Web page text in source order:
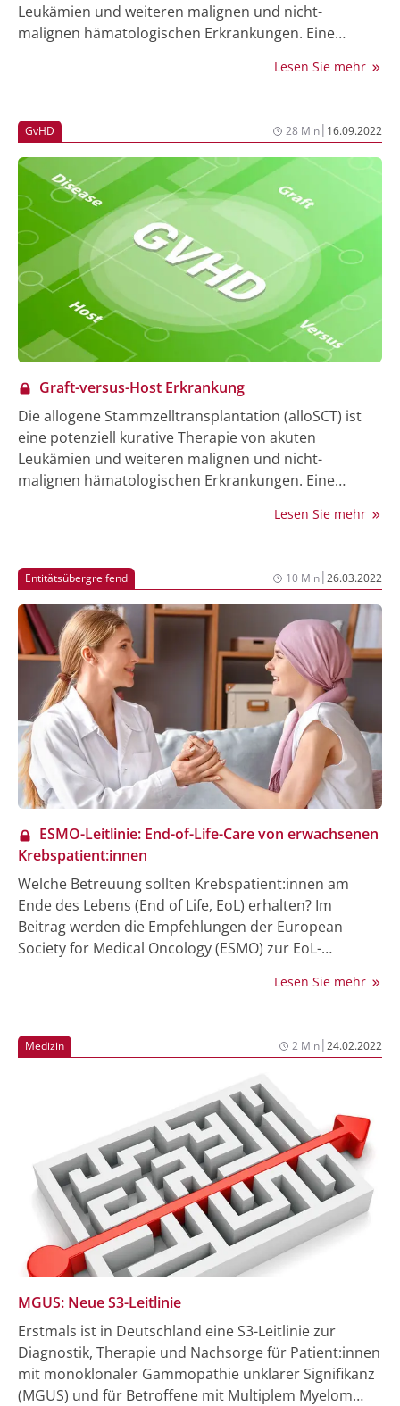
Leukämien und weiteren malignen und nicht-
malignen hämatologischen Erkrankungen. Eine
alloSCT ist die Graft-versus-Host Erkrankung (GvHD),
Immunzellen gegen Empfängergewebe hervorgerufen
wird. Die Inzidenz von GvHD über alle Schweregrade
wird auf etwa 30-70% nach alloSCT geschätzt (1-4).
Das Auftreten von GvHD trägt maßgeblich zur
Mortalität (5, 6), Morbidität und Einschränkung der
Lebensqualität von Patient:innen nach alloSCT bei (7,
8).
Lesen Sie mehr
GvHD 28 Min| 16.09.2022
Graft-versus-Host Erkrankung
Die allogene Stammzelltransplantation (alloSCT) ist
eine potenziell kurative Therapie von akuten
Leukämien und weiteren malignen und nicht-
malignen hämatologischen Erkrankungen. Eine
alloSCT ist die Graft-versus-Host Erkrankung (GvHD),
Immunzellen gegen Empfängergewebe hervorgerufen
wird. Die Inzidenz von GvHD über alle Schweregrade
wird auf etwa 30-70% nach alloSCT geschätzt (1-4).
Das Auftreten von GvHD trägt maßgeblich zur
Mortalität (5, 6), Morbidität und Einschränkung der
Lebensqualität von Patient:innen nach alloSCT bei (7,
Lesen Sie mehr
Entitätsübergreifend 10 Min|26.03.2022
ESMO-Leitlinie: End-of-Life-Care von erwachsenen
Krebspatient:innen
Welche Betreuung sollten Krebspatient:innen am
Ende des Lebens (End of Life, EoL) erhalten? Im
Beitrag werden die Empfehlungen der European
Society for Medical Oncology (ESMO) zur EoL-
fortgeschrittener Krebserkrankung erläutert. Die EoL-
sozialen und spirituellen Aspekte der einzelnen
Patient:innen und zielt v.a. auf den bestmöglichen
Linderung von Schmerzen ab. EoL-Care bedeutet eine
würdevolle Betreuung und Begleitung der
Patient:innen in den letzten Wochen und Tagen ihres
Lebens (care at the end of life) und stellt somit
fachlich, menschlich und auch organisatorisch eine
besondere Herausforderung dar, die durch einen
multiprofessionellen Ansatz bewältigt werden kann.
Lesen Sie mehr
Medizin 2 Min|24.02.2022
MGUS: Neue S3-Leitlinie
Erstmals ist in Deutschland eine S3-Leitlinie zur
Diagnostik, Therapie und Nachsorge für Patient:innen
mit monoklonaler Gammopathie unklarer Signifikanz
(MGUS) und für Betroffene mit Multiplem Myelom